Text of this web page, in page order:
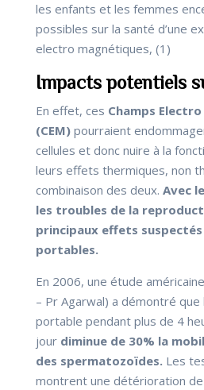
les enfants et les femmes
possibles sur la santé d’une
electro magnétiques, (1)
Impacts potentiels
En effet, ces Champs
(CEM) pourraient
cellules et donc nuire à la
leurs effets thermiques, non
combinaison des deux. Avec
les troubles de la
principaux effets
portables.
En 2006, une étude
– Pr Agarwal) a démontré que
portable pendant plus de 4
jour diminue de 30% la
des spermatozoïdes.Les
montrent une détérioration de